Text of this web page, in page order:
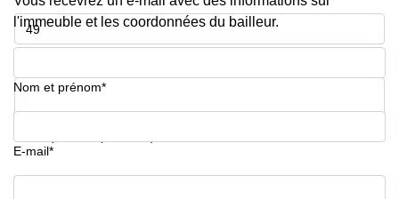
Numéro de téléphone*
l'immeuble et les coordonnées du bailleur.
Nom et prénom*
E-mail*
Informations et prix